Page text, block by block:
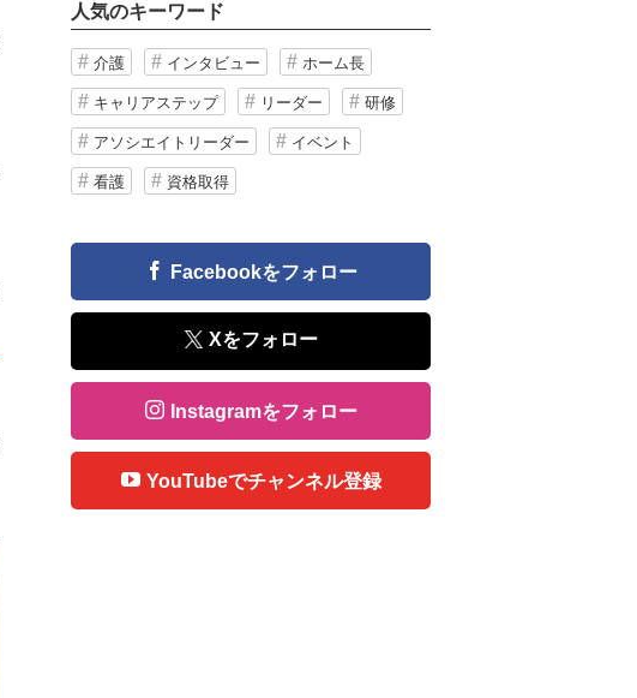
人気のキーワード
介護 インタビュー ホーム長
キャリアステップ リーダー 研修
アソシエイトリーダー イベント
看護 資格取得
Facebookをフォロー
Xをフォロー
Instagramをフォロー
YouTubeでチャンネル登録